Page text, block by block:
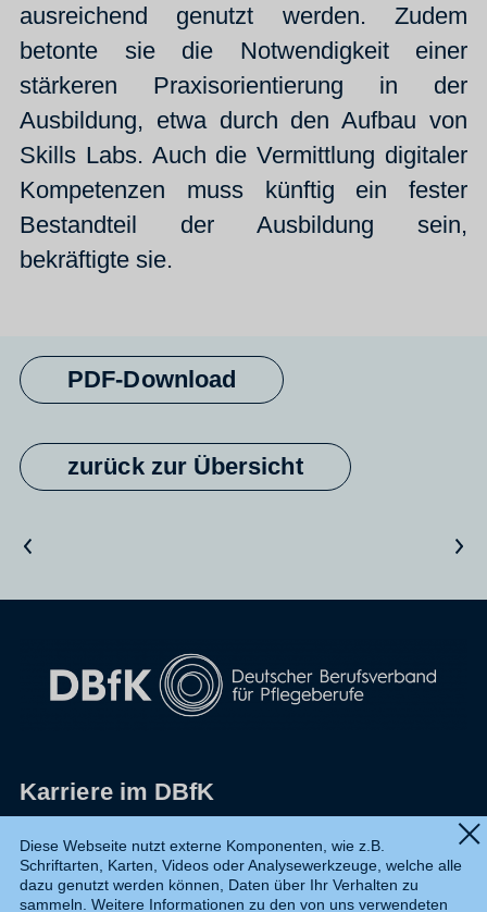
ausreichend genutzt werden. Zudem
betonte sie die Notwendigkeit einer
stärkeren Praxisorientierung in der
Ausbildung, etwa durch den Aufbau von
Skills Labs. Auch die Vermittlung digitaler
Kompetenzen muss künftig ein fester
Bestandteil der Ausbildung sein,
bekräftigte sie.
zurück zur Übersicht
PDF-Download
Vorheriger Artikel Nächster Artikel
Karriere im DBfK
Datenschutz
Diese Webseite nutzt externe Komponenten, wie z.B.
Schriftarten, Karten, Videos oder Analysewerkzeuge, welche alle
dazu genutzt werden können, Daten über Ihr Verhalten zu
sammeln. Weitere Informationen zu den von uns verwendeten